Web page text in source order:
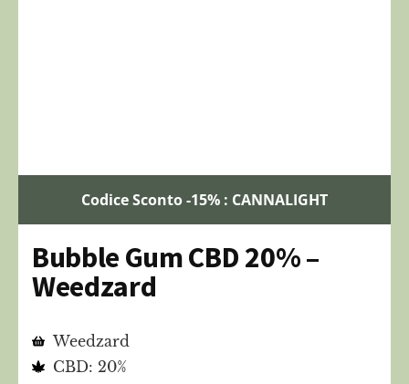
Codice Sconto -15% : CANNALIGHT
Bubble Gum CBD 20% –
Weedzard
Weedzard
CBD: 20%